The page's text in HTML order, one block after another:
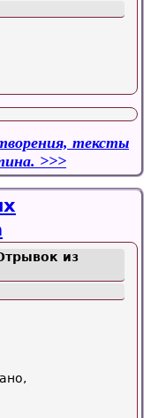
тексты
из